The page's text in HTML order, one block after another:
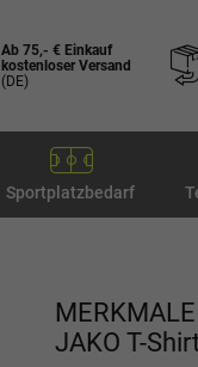
Ab 75,- € Einkauf
kostenloser Versand
(DE)
Sportplatzbedarf
JAKO T-